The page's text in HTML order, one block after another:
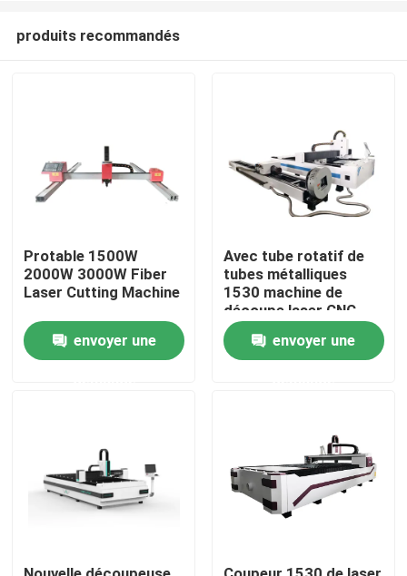
Aperçu
Produits
Visite d'usine
produits recommandés
Protable 1500W
2000W 3000W Fiber
Laser Cutting Machine
envoyer une
Avec tube rotatif de
tubes métalliques
1530 machine de
découpe laser CNC
Raycus 6000W
12000Wenvoyer une